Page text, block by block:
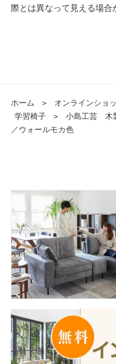
際とは異なって見える場合
ホーム ＞ オンラインショ
学習椅子
＞
小島工芸 木
／ウォールモカ色